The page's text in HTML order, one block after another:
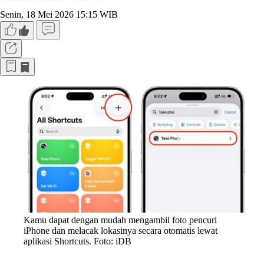
Senin, 18 Mei 2026 15:15 WIB
Kamu dapat dengan mudah mengambil foto pencuri
iPhone dan melacak lokasinya secara otomatis lewat
aplikasi Shortcuts. Foto: iDB